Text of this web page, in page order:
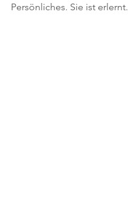
Persönliches. Sie ist erlernt.